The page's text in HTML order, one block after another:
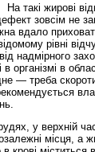
На такі жирові
зовсім не
вдало
рівні
надмірного
організмі в
— треба
у верхній
місця, а